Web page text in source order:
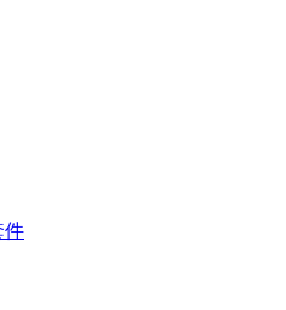
件